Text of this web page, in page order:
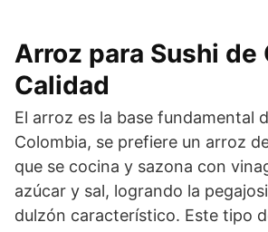
Arroz para Sushi de
Calidad
El arroz es la base fundamental
Colombia, se prefiere un arroz
que se cocina y sazona con
azúcar y sal, logrando la
dulzón característico. Este tipo